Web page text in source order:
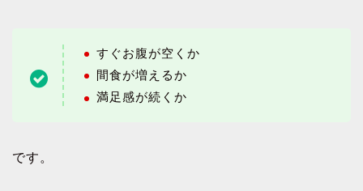
すぐお腹が空くか
間食が増えるか
満足感が続くか
です。